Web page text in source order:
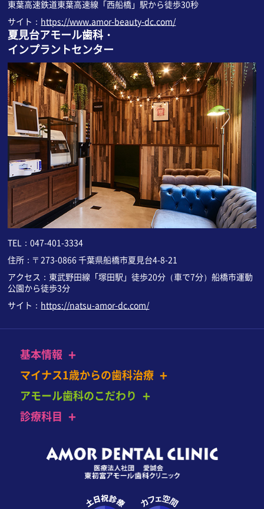
東葉高速鉄道東葉高速線「西船橋」駅から徒歩30秒
サイト： https://www.amor-beauty-dc.com/
夏見台アモール歯科・
インプラントセンター
TEL：047-401-3334
住所：〒273-0866 千葉県船橋市夏見台4-8-21
アクセス：東武野田線「塚田駅」徒歩20分（車で7分）船橋市運動
公園から徒歩3分
サイト： https://natsu-amor-dc.com/
基本情報 +
マイナス1歳からの歯科治療 +
アモール歯科のこだわり +
診療科目 +